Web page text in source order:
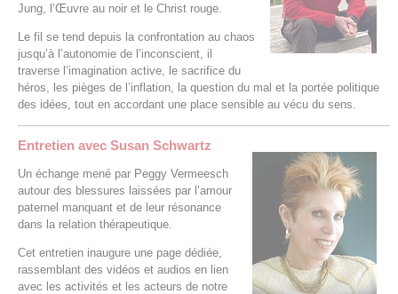
Jung, l’Œuvre au noir et le Christ rouge.
Le fil se tend depuis la confrontation au chaos
jusqu’à l’autonomie de l’inconscient, il
traverse l’imagination active, le sacrifice du
héros, les pièges de l’inflation, la question du mal et la portée politique
des idées, tout en accordant une place sensible au vécu du sens.
Entretien avec Susan Schwartz
Un échange mené par Peggy Vermeesch
autour des blessures laissées par l’amour
paternel manquant et de leur résonance
dans la relation thérapeutique.
Cet entretien inaugure une page dédiée,
rassemblant des vidéos et audios en lien
avec les activités et les acteurs de notre